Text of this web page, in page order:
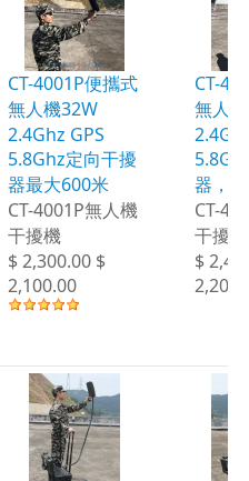
CT-4001P便攜式
無人機32W
2.4Ghz GPS
5.8Ghz定向干擾
器最大600米
CT-4001P無人機
干擾機
$ 2,300.00 $
2,100.00
CT-
無人
器，
CT-
干擾機
$